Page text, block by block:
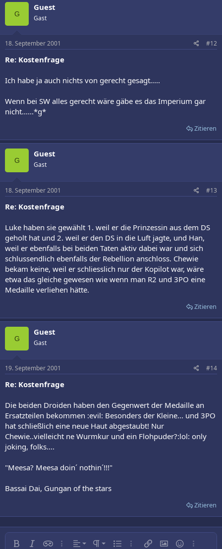
G
Guest
Gast
18. September 2001 #12
Re: Kostenfrage
Ich habe ja auch nichts von gerecht gesagt.....
Wenn bei SW alles gerecht wäre gäbe es das Imperium gar
nicht......*g*
Zitieren
G
Guest
Gast
18. September 2001 #13
Re: Kostenfrage
Luke haben sie gewählt 1. weil er die Prinzessin aus dem DS
geholt hat und 2. weil er den DS in die Luft jagte, und Han,
weil er ebenfalls bei beiden Taten aktiv dabei war und sich
schlussendlich ebenfalls der Rebellion anschloss. Chewie
bekam keine, weil er schliesslich nur der Kopilot war, wäre
etwa das gleiche gewesen wie wenn man R2 und 3PO eine
Medaille verliehen hätte.
Zitieren
G
Guest
Gast
19. September 2001 #14
Re: Kostenfrage
Die beiden Droiden haben den Gegenwert der Medaille an
Ersatzteilen bekommen :evil: Besonders der Kleine... und 3PO
hat schließlich eine neue Haut abgestaubt! Nur
Chewie..vielleicht ne Wurmkur und ein Flohpuder?:lol: only
joking, folks....
"Meesa? Meesa doin´ nothin´!!!"
Bassai Dai, Gungan of the stars
Zitieren
Fett KursivInline-Spoiler
Weitere…Ausrichtung
Linksbündig
Absatzformatierung
Normal Ungeordnete Liste
Weitere…Link einfügen
Bild einfügen
SmileysWeitere…